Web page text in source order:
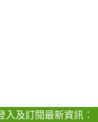
入及訂閱最新資訊︰